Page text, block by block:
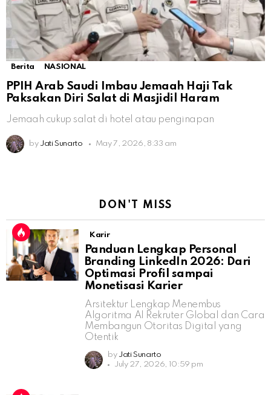
Berita NASIONAL
PPIH Arab Saudi Imbau Jemaah Haji Tak
Paksakan Diri Salat di Masjidil Haram
Jemaah cukup salat di hotel atau penginapan
by Jati Sunarto May 7, 2026, 8:33 am
DON'T MISS
Karir
Panduan Lengkap Personal
Branding LinkedIn 2026: Dari
Optimasi Profil sampai
Monetisasi Karier
Arsitektur Lengkap Menembus
Algoritma AI Rekruter Global dan Cara
Membangun Otoritas Digital yang
Otentik
by Jati Sunarto
July 27, 2026, 10:59 pm